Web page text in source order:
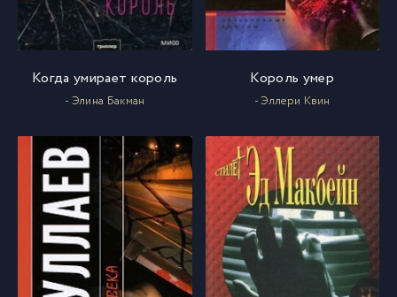
Когда умирает король
- Элина Бакман
Король умер
- Эллери Квин